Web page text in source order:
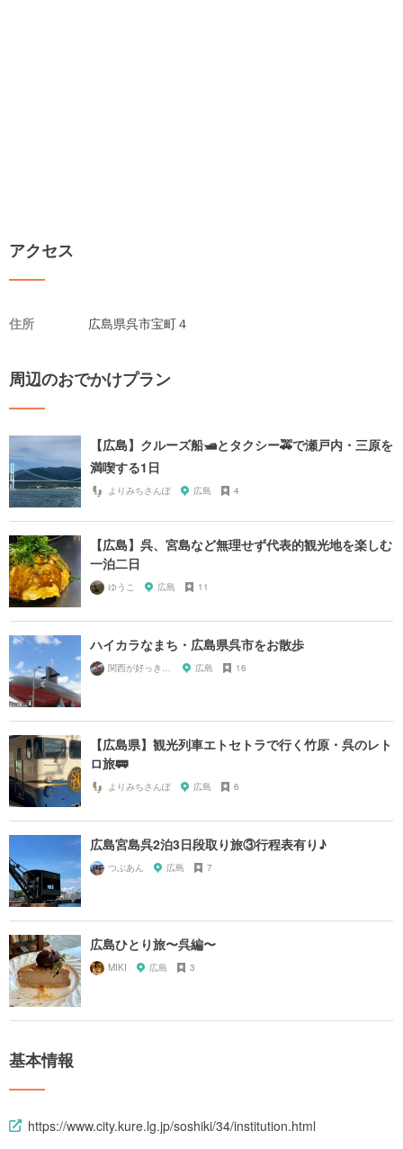
アクセス
住所 広島県呉市宝町４
周辺のおでかけプラン
【広島】クルーズ船🛥とタクシー🚕で瀬戸内・三原を
満喫する1日
よりみちさんぽ 広島 4
【広島】呉、宮島など無理せず代表的観光地を楽しむ
一泊二日
ゆうこ 広島 11
ハイカラなまち・広島県呉市をお散歩
広島 16
【広島県】観光列車エトセトラで行く竹原・呉のレト
ロ旅🚃
よりみちさんぽ 広島 6
広島宮島呉2泊3日段取り旅③行程表有り♪
つぶあん 広島 7
広島ひとり旅〜呉編〜
MIKI 広島 3
基本情報
https://www.city.kure.lg.jp/soshiki/34/institution.html